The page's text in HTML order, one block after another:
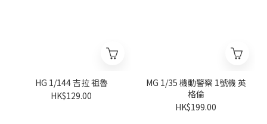
HG 1/144 吉拉 祖魯
HK$129.00
MG 1/35 機動警察 1號機 英
格倫
HK$199.00